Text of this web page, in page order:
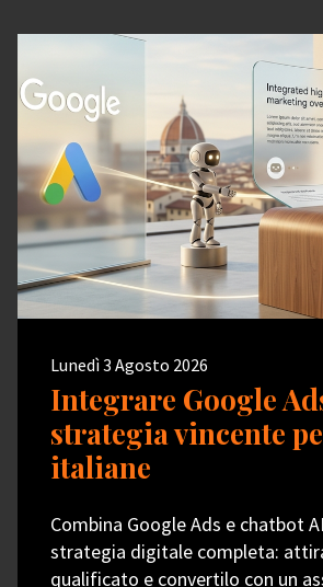
Lunedì 3 Agosto 2026
Integrare Google
strategia vincente
italiane
Combina Google Ads e chatbot
strategia digitale completa:
qualificato e convertilo con un